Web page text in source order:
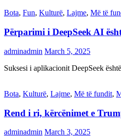
Bota, Fun, Kulturë, Lajme, Më të
Përparimi i DeepSeek AI
adminadmin March 5, 2025
Suksesi i aplikacionit DeepSeek
Bota, Kulturë, Lajme, Më të fundit,
Rend i ri, kërcënimet e
adminadmin March 3, 2025